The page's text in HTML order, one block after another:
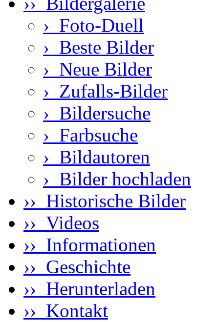
› Foto-Duell
› Beste Bilder
› Neue Bilder
› Zufalls-Bilder
› Bildersuche
› Farbsuche
› Bildautoren
› Bilder hochladen
›› Historische Bilder
›› Videos
›› Informationen
›› Geschichte
›› Herunterladen
›› Kontakt